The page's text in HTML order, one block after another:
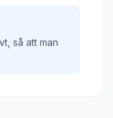
så att man